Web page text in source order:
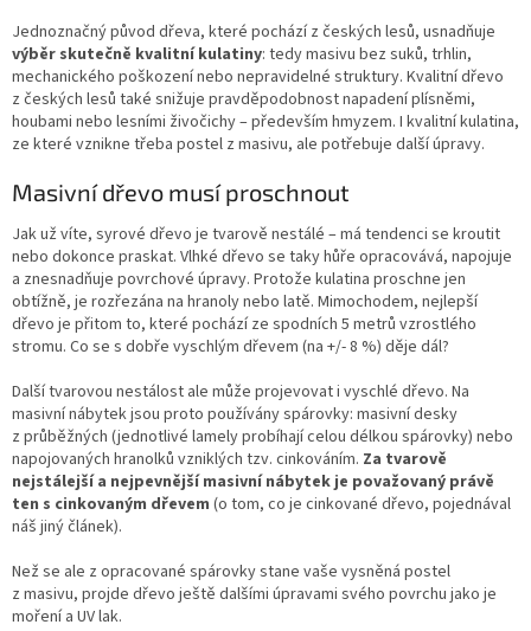
Jednoznačný původ dřeva, které pochází z českých lesů, usnadňuje
výběr skutečně kvalitní kulatiny: tedy masivu bez suků, trhlin,
mechanického poškození nebo nepravidelné struktury. Kvalitní dřevo
z českých lesů také snižuje pravděpodobnost napadení plísněmi,
houbami nebo lesními živočichy – především hmyzem. I kvalitní kulatina,
ze které vznikne třeba postel z masivu, ale potřebuje další úpravy.
Masivní dřevo musí proschnout
Jak už víte, syrové dřevo je tvarově nestálé – má tendenci se kroutit
nebo dokonce praskat. Vlhké dřevo se taky hůře opracovává, napojuje
a znesnadňuje povrchové úpravy. Protože kulatina proschne jen
obtížně, je rozřezána na hranoly nebo latě. Mimochodem, nejlepší
dřevo je přitom to, které pochází ze spodních 5 metrů vzrostlého
stromu. Co se s dobře vyschlým dřevem (na +/- 8 %) děje dál?
Další tvarovou nestálost ale může projevovat i vyschlé dřevo. Na
masivní nábytek jsou proto používány spárovky: masivní desky
z průběžných (jednotlivé lamely probíhají celou délkou spárovky) nebo
napojovaných hranolků vzniklých tzv. cinkováním. Za tvarově
nejstálejší a nejpevnější masivní nábytek je považovaný právě
ten s cinkovaným dřevem (o tom, co je cinkované dřevo, pojednával
náš jiný článek).
Než se ale z opracované spárovky stane vaše vysněná postel
z masivu, projde dřevo ještě dalšími úpravami svého povrchu jako je
moření a UV lak.